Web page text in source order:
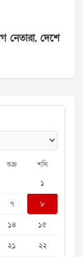
নেতারা, দেশে
শুক্র শনি
১
৭
৮
১৪
১৫
২১
২২